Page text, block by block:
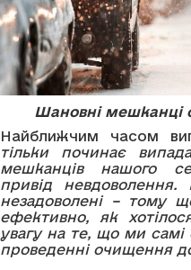
Шановні мешканці
Найближчим часом
тільки починає
мешканців нашого
привід
незадоволені – тому
ефективно, як
увагу на те, що ми
проведенні очищення